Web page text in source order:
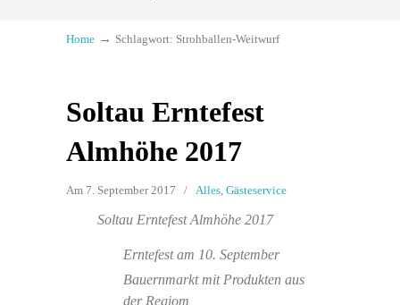
Home → Schlagwort: Strohballen-Weitwurf
Soltau Erntefest
Almhöhe 2017
Am 7. September 2017 / Alles, Gästeservice
Soltau Erntefest Almhöhe 2017
Erntefest am 10. September
Bauernmarkt mit Produkten aus
der Regiom